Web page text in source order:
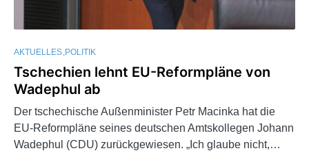
AKTUELLES POLITIK
Tschechien lehnt EU-Reformpläne von
Wadephul ab
Der tschechische Außenminister Petr Macinka hat die
EU-Reformpläne seines deutschen Amtskollegen Johann
Wadephul (CDU) zurückgewiesen. „Ich glaube nicht,…